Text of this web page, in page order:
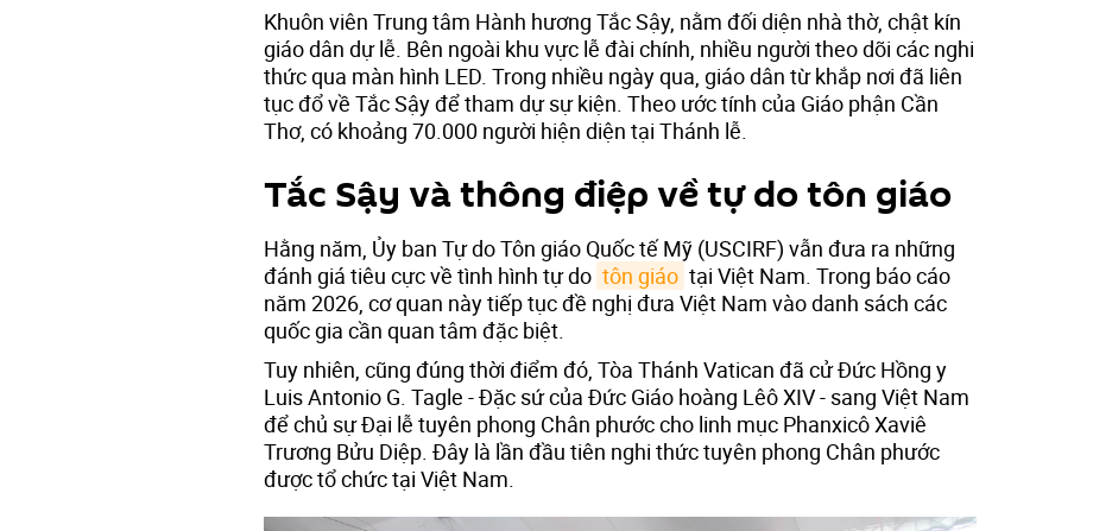
Khuôn viên Trung tâm Hành hương Tắc Sậy, nằm đối diện nhà thờ, chật kín
giáo dân dự lễ. Bên ngoài khu vực lễ đài chính, nhiều người theo dõi các nghi
thức qua màn hình LED. Trong nhiều ngày qua, giáo dân từ khắp nơi đã liên
tục đổ về Tắc Sậy để tham dự sự kiện. Theo ước tính của Giáo phận Cần
Thơ, có khoảng 70.000 người hiện diện tại Thánh lễ.
Tắc Sậy và thông điệp về tự do tôn giáo
Hằng năm, Ủy ban Tự do Tôn giáo Quốc tế Mỹ (USCIRF) vẫn đưa ra những
đánh giá tiêu cực về tình hình tự do tôn giáo tại Việt Nam. Trong báo cáo
năm 2026, cơ quan này tiếp tục đề nghị đưa Việt Nam vào danh sách các
quốc gia cần quan tâm đặc biệt.
Tuy nhiên, cũng đúng thời điểm đó, Tòa Thánh Vatican đã cử Đức Hồng y
Luis Antonio G. Tagle - Đặc sứ của Đức Giáo hoàng Lêô XIV - sang Việt Nam
để chủ sự Đại lễ tuyên phong Chân phước cho linh mục Phanxicô Xaviê
Trương Bửu Diệp. Đây là lần đầu tiên nghi thức tuyên phong Chân phước
được tổ chức tại Việt Nam.